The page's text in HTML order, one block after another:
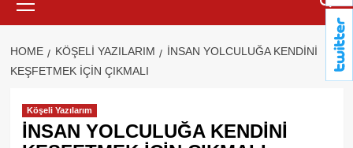
Menu
HOME KÖŞELI YAZILARIM
İNSAN YOLCULUĞA KENDİNİ
KEŞFETMEK İÇİN ÇIKMALI
Köşeli Yazılarım
İNSAN YOLCULUĞA KENDİNİ